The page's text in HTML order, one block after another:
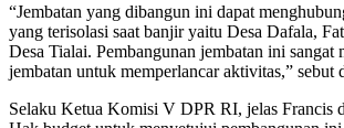
“Jembatan yang dibangun ini dapat
yang terisolasi saat banjir yaitu Desa Dafala,
Desa Tialai. Pembangunan jembatan ini sangat
jembatan untuk memperlancar aktivitas,” sebut
Selaku Ketua Komisi V DPR RI, jelas Francis